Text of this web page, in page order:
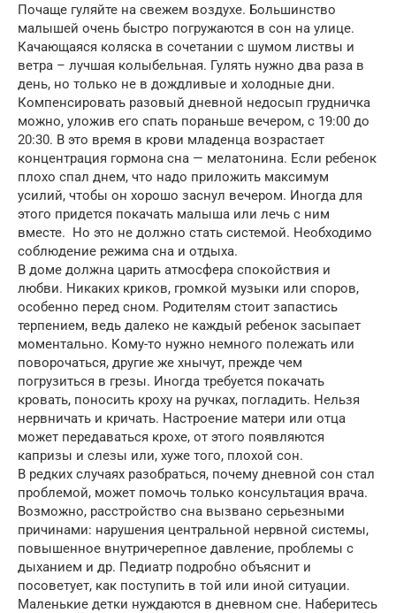
Почаще гуляйте на свежем воздухе. Большинство
малышей очень быстро погружаются в сон на улице.
Качающаяся коляска в сочетании с шумом листвы и
ветра – лучшая колыбельная. Гулять нужно два раза в
день, но только не в дождливые и холодные дни.
Компенсировать разовый дневной недосып грудничка
можно, уложив его спать пораньше вечером, с 19:00 до
20:30. В это время в крови младенца возрастает
концентрация гормона сна — мелатонина. Если ребенок
плохо спал днем, что надо приложить максимум
усилий, чтобы он хорошо заснул вечером. Иногда для
этого придется покачать малыша или лечь с ним
вместе. Но это не должно стать системой. Необходимо
соблюдение режима сна и отдыха.
В доме должна царить атмосфера спокойствия и
любви. Никаких криков, громкой музыки или споров,
особенно перед сном. Родителям стоит запастись
терпением, ведь далеко не каждый ребенок засыпает
моментально. Кому-то нужно немного полежать или
поворочаться, другие же хнычут, прежде чем
погрузиться в грезы. Иногда требуется покачать
кровать, поносить кроху на ручках, погладить. Нельзя
нервничать и кричать. Настроение матери или отца
может передаваться крохе, от этого появляются
капризы и слезы или, хуже того, плохой сон.
В редких случаях разобраться, почему дневной сон стал
проблемой, может помочь только консультация врача.
Возможно, расстройство сна вызвано серьезными
причинами: нарушения центральной нервной системы,
повышенное внутричерепное давление, проблемы с
дыханием и др. Педиатр подробно объяснит и
посоветует, как поступить в той или иной ситуации.
Маленькие детки нуждаются в дневном сне. Наберитесь